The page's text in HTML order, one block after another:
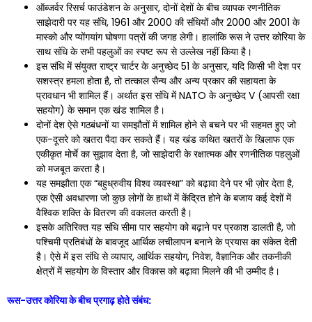
ऑब्जर्वर रिसर्च फाउंडेशन के अनुसार, दोनों देशों के बीच व्यापक रणनीतिक
साझेदारी पर यह संधि, 1961 और 2000 की संधियों और 2000 और 2001 के
मास्को और प्योंगयांग घोषणा पत्रों की जगह लेगी। हालांकि रूस ने उत्तर कोरिया के
साथ संधि के सभी पहलुओं का स्पष्ट रूप से उल्लेख नहीं किया है।
इस संधि में संयुक्त राष्ट्र चार्टर के अनुच्छेद 51 के अनुसार, यदि किसी भी देश पर
सशस्त्र हमला होता है, तो तत्काल सैन्य और अन्य प्रकार की सहायता के
प्रावधान भी शामिल हैं। अर्थात इस संधि में NATO के अनुच्छेद V (आपसी रक्षा
सहयोग) के समान एक खंड शामिल है।
दोनों देश ऐसे गठबंधनों या समझौतों में शामिल होने से बचने पर भी सहमत हुए जो
एक-दूसरे को खतरा पैदा कर सकते हैं। यह खंड कथित खतरों के खिलाफ एक
एकीकृत मोर्चे का सुझाव देता है, जो साझेदारी के रक्षात्मक और रणनीतिक पहलुओं
को मजबूत करता है।
यह समझौता एक “बहुध्रुवीय विश्व व्यवस्था” को बढ़ावा देने पर भी ज़ोर देता है,
एक ऐसी अवधारणा जो कुछ लोगों के हाथों में केंद्रित होने के बजाय कई देशों में
वैश्विक शक्ति के वितरण की वकालत करती है।
इसके अतिरिक्त यह संधि सीमा पार सहयोग को बढ़ाने पर प्रकाश डालती है, जो
पश्चिमी प्रतिबंधों के बावजूद आर्थिक लचीलापन बनाने के प्रयास का संकेत देती
है। ऐसे में इस संधि से व्यापार, आर्थिक सहयोग, निवेश, वैज्ञानिक और तकनीकी
क्षेत्रों में सहयोग के विस्तार और विकास को बढ़ावा मिलने की भी उम्मीद है।
रूस-उत्तर कोरिया के बीच प्रगाढ़ होते संबंध: